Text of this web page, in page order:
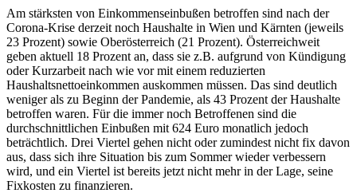
Am stärksten von Einkommenseinbußen betroffen sind nach der
Corona-Krise derzeit noch Haushalte in Wien und Kärnten (jeweils
23 Prozent) sowie Oberösterreich (21 Prozent). Österreichweit
geben aktuell 18 Prozent an, dass sie z.B. aufgrund von Kündigung
oder Kurzarbeit nach wie vor mit einem reduzierten
Haushaltsnettoeinkommen auskommen müssen. Das sind deutlich
weniger als zu Beginn der Pandemie, als 43 Prozent der Haushalte
betroffen waren. Für die immer noch Betroffenen sind die
durchschnittlichen Einbußen mit 624 Euro monatlich jedoch
beträchtlich. Drei Viertel gehen nicht oder zumindest nicht fix davon
aus, dass sich ihre Situation bis zum Sommer wieder verbessern
wird, und ein Viertel ist bereits jetzt nicht mehr in der Lage, seine
Fixkosten zu finanzieren.